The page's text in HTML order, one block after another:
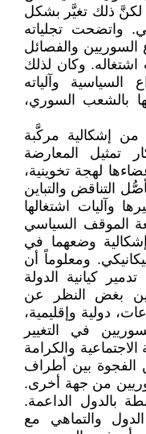
لكنَّ ذلك تغيَّر بشكل
واتضحت تجلياته
السوريين والفصائل
اشتغاله. وكان لذلك
وآلياته
بالشعب السوري،
من إشكالية مركَّبة
تمثيل المعارضة
لهجة تخوينية،
التناقض والتباين
وآليات اشتغالها
الموقف السياسي
وضعهما في
ومعلوماً أن
كيانية الدولة
بغض النظر عن
دولية وإقليمية،
في التغيير
والكرامة
الفجوة بين أطراف
من جهة أخرى.
بالدول الداعمة.
والتماهي مع